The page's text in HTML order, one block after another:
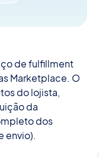
de fulfillment
Marketplace. O
do lojista,
da
dos
envio).